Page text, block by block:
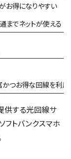
お得になりやすい
までネットが使える
かつお得な回線を利
供する光回線サ
フトバンクスマホ